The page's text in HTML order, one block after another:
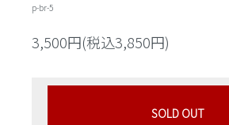
p-br-5
3,500円(税込3,850円)
SOLD OUT